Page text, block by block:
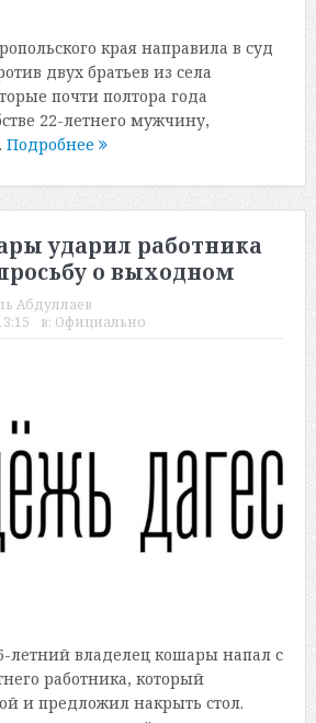
края направила в суд
двух братьев из села
почти полтора года
22-летнего мужчину,
Подробнее
ударил работника
о выходном
Абдуллаев
в: Официально
летний владелец кошары напал с
работника, который
и предложил накрыть стол.